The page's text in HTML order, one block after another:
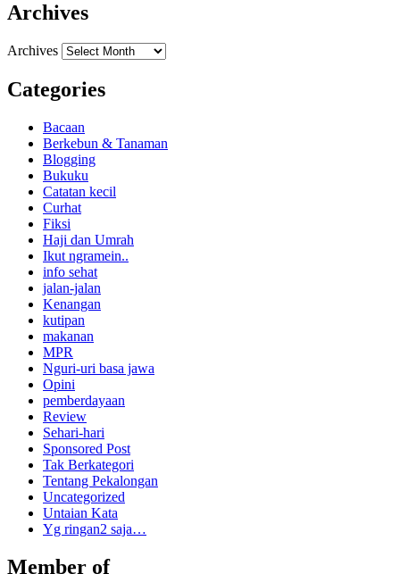
Archives
Archives
Categories
Bacaan
Berkebun & Tanaman
Blogging
Bukuku
Catatan kecil
Curhat
Fiksi
Haji dan Umrah
Ikut ngramein..
info sehat
jalan-jalan
Kenangan
kutipan
makanan
MPR
Nguri-uri basa jawa
Opini
pemberdayaan
Review
Sehari-hari
Sponsored Post
Tak Berkategori
Tentang Pekalongan
Uncategorized
Untaian Kata
Yg ringan2 saja…
Member of